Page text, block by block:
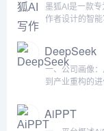
电商图，logo
照，智能抠图，
白也能轻松玩转
能：AI作图：
文字描述生成各
个分享和交流AI
台，帮助大家更
墨狐AI是一款
作者设计的智
新手还是资深作
都能帮助你在
松应对情节编
核心功能智能剧
DeepSeek
一、公司画像
到产业重构的
率”为核心理念
AiPPT